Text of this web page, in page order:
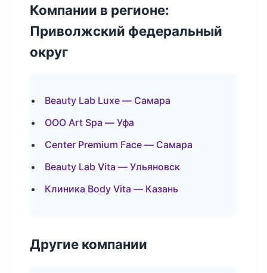
Компании в регионе:
Приволжский федеральный
округ
Beauty Lab Luxe — Самара
ООО Art Spa — Уфа
Center Premium Face — Самара
Beauty Lab Vita — Ульяновск
Клиника Body Vita — Казань
Другие компании